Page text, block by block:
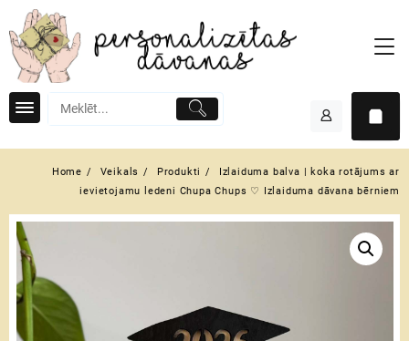
to
content
Home Veikals Produkti
Izlaiduma balva | koka rotājums ar
ievietojamu ledeni Chupa Chups ♡ Izlaiduma dāvana bērniem